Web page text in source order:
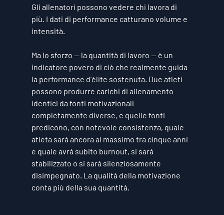
Gli allenatori possono vedere chi lavora di
più. I dati di performance catturano volume e
intensità.
Ma lo sforzo — la quantità di lavoro — è un
indicatore povero di ciò che realmente guida
la performance d'élite sostenuta. Due atleti
possono produrre carichi di allenamento
identici da fonti motivazionali
completamente diverse, e quelle fonti
predicono, con notevole consistenza, quale
atleta sarà ancora al massimo tra cinque anni
e quale avrà subito burnout, si sarà
stabilizzato o si sarà silenziosamente
disimpegnato. La qualità della motivazione
conta più della sua quantità.